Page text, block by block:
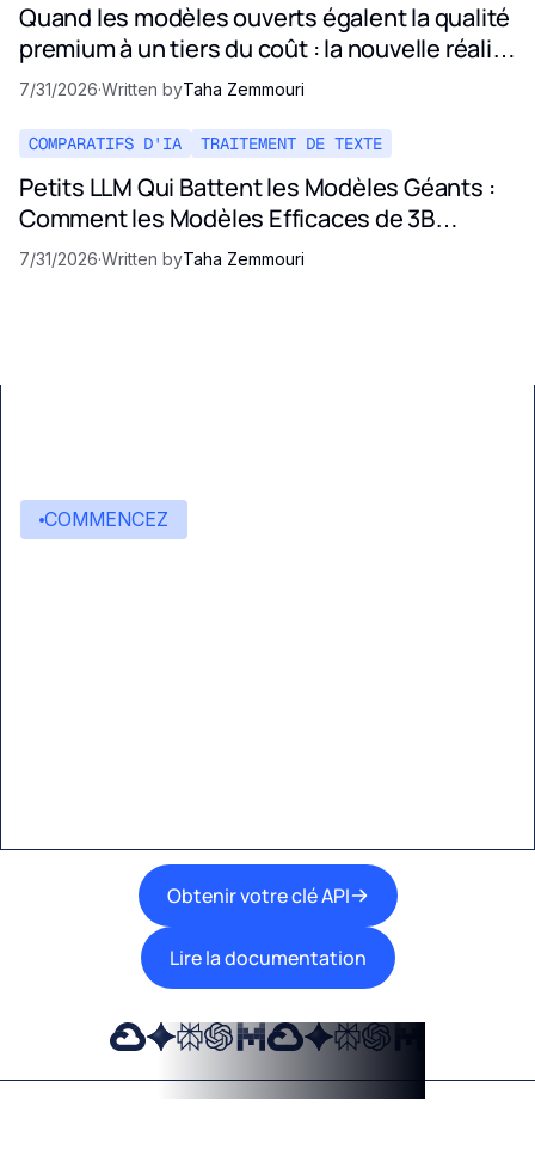
Quand les modèles ouverts égalent la qualité
premium à un tiers du coût : la nouvelle réalité
des prix de l'IA
7/31/2026·Written byTaha Zemmouri
COMPARATIFS D'IA TRAITEMENT DE TEXTE
Petits LLM Qui Battent les Modèles Géants :
Comment les Modèles Efficaces de 3B
Rivalisent avec Opus et GPT-5
7/31/2026·Written byTaha Zemmouri
COMMENCEZ
Obtenir votre clé API
Lire la documentation